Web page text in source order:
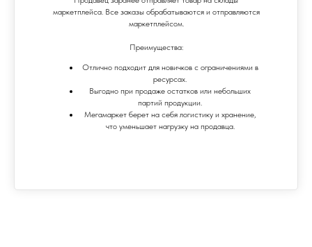
маркетплейса. Все заказы обрабатываются и отправляются
маркетплейсом.
Преимущества:
Отлично подходит для новичков с ограничениями в
ресурсах.
Выгодно при продаже остатков или небольших
партий продукции.
Мегамаркет берет на себя логистику и хранение,
что уменьшает нагрузку на продавца.